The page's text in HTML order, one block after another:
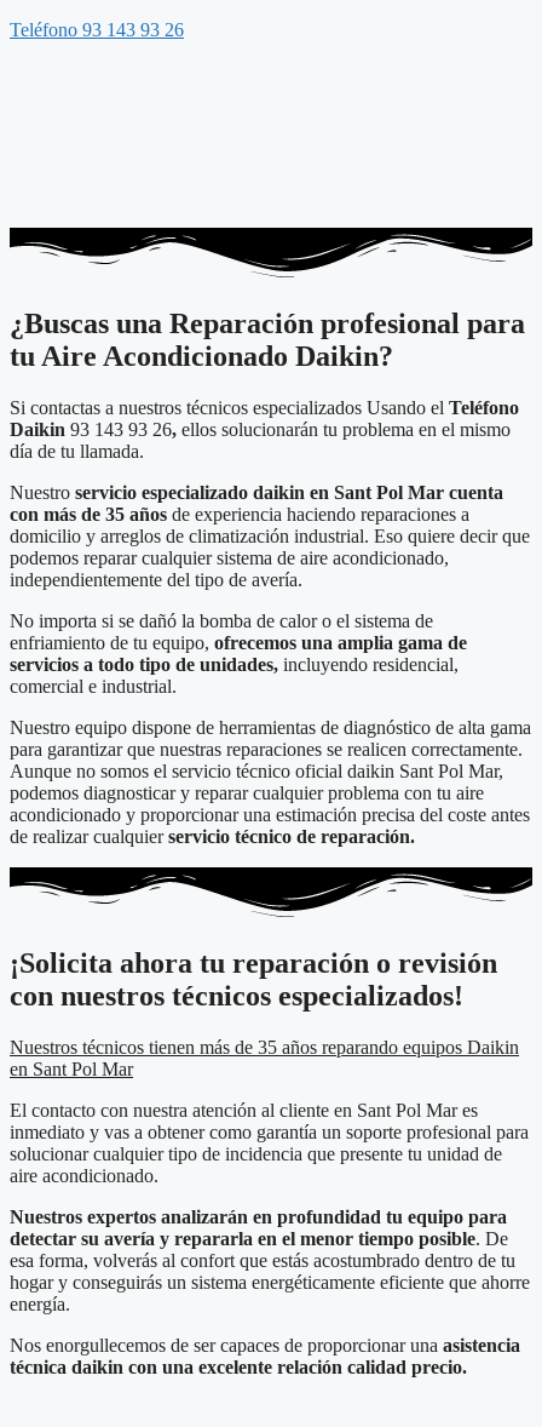
Teléfono 93 143 93 26
¿Buscas una Reparación profesional para
tu Aire Acondicionado Daikin?
Si contactas a nuestros técnicos especializados Usando el Teléfono
Daikin 93 143 93 26, ellos solucionarán tu problema en el mismo
día de tu llamada.
Nuestro servicio especializado daikin en Sant Pol Mar cuenta
con más de 35 años de experiencia haciendo reparaciones a
domicilio y arreglos de climatización industrial. Eso quiere decir que
podemos reparar cualquier sistema de aire acondicionado,
independientemente del tipo de avería.
No importa si se dañó la bomba de calor o el sistema de
enfriamiento de tu equipo, ofrecemos una amplia gama de
servicios a todo tipo de unidades, incluyendo residencial,
comercial e industrial.
Nuestro equipo dispone de herramientas de diagnóstico de alta gama
para garantizar que nuestras reparaciones se realicen correctamente.
Aunque no somos el servicio técnico oficial daikin Sant Pol Mar,
podemos diagnosticar y reparar cualquier problema con tu aire
acondicionado y proporcionar una estimación precisa del coste antes
de realizar cualquierservicio técnico de reparación.
¡Solicita ahora tu reparación o revisión
con nuestros técnicos especializados!
Nuestros técnicos tienen más de 35 años reparando equipos Daikin
en Sant Pol Mar
El contacto con nuestra atención al cliente en Sant Pol Mar es
inmediato y vas a obtener como garantía un soporte profesional para
solucionar cualquier tipo de incidencia que presente tu unidad de
aire acondicionado.
Nuestros expertos analizarán en profundidad tu equipo para
detectar su avería y repararla en el menor tiempo posible. De
esa forma, volverás al confort que estás acostumbrado dentro de tu
hogar y conseguirás un sistema energéticamente eficiente que ahorre
energía.
Nos enorgullecemos de ser capaces de proporcionar una asistencia
técnica daikin con una excelente relación calidad precio.